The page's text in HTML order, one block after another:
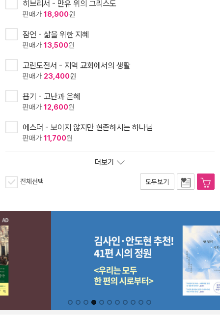
히브리서 - 만유 위의 그리스도
판매가 18,900원
잠언 - 삶을 위한 지혜
판매가 13,500원
고린도전서 - 지역 교회에서의 생활
판매가 23,400원
욥기 - 고난과 은혜
판매가 12,600원
에스더 - 보이지 않지만 현존하시는 하나님
판매가 11,700원
더보기
전체선택 모두보기